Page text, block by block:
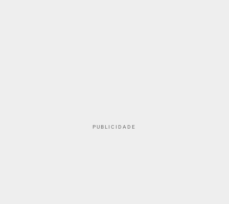
PUBLICIDADE